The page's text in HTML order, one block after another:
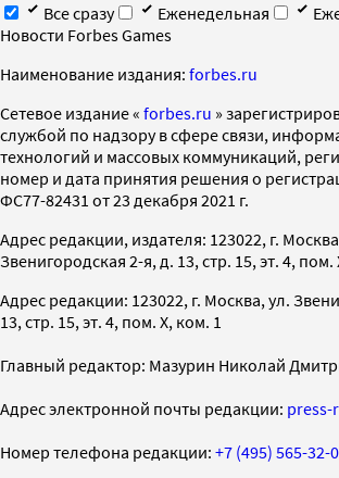
Все сразу
Еженедельная
Новости Forbes Games
Наименование издания: forbes.ru
Cетевое издание « forbes.ru »
службой по надзору в сфере связи,
технологий и массовых коммуникаций,
номер и дата принятия решения о
ФС77-82431 от 23 декабря 2021 г.
Адрес редакции, издателя: 123022, г.
Звенигородская 2-я, д. 13, стр. 15, эт. 4, пом.
Адрес редакции: 123022, г. Москва, ул.
13, стр. 15, эт. 4, пом. X, ком. 1
Главный редактор: Мазурин Николай
Адрес электронной почты редакции: press-
Номер телефона редакции: +7 (495) 565-32-